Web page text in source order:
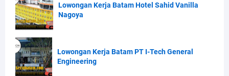
Lowongan Kerja Batam Hotel Sahid Vanilla
Nagoya
Lowongan Kerja Batam PT I-Tech General
Engineering